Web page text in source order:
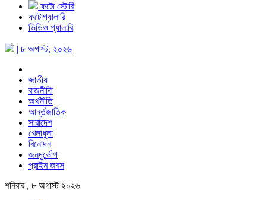
ফটো স্টোরি
ফটোগ্যালারি
ভিডিও গ্যালারি
| ৮ অগাস্ট, ২০২৬
জাতীয়
রাজনীতি
অর্থনীতি
আর্ন্তজাতিক
সারাদেশ
খেলাধুলা
বিনোদন
জনদূর্ভোগ
প্রাইম জবস
শনিবার , ৮ অগাস্ট ২০২৬